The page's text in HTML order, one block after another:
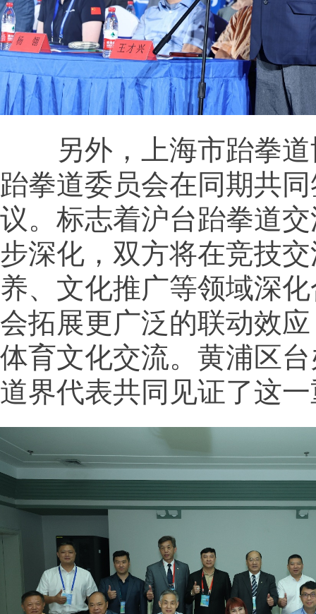
另外，上海市跆拳道
跆拳道委员会在同期共
议。标志着沪台跆拳道
步深化，双方将在竞技
养、文化推广等领域深
会拓展更广泛的联动效
体育文化交流。黄浦区
道界代表共同见证了这